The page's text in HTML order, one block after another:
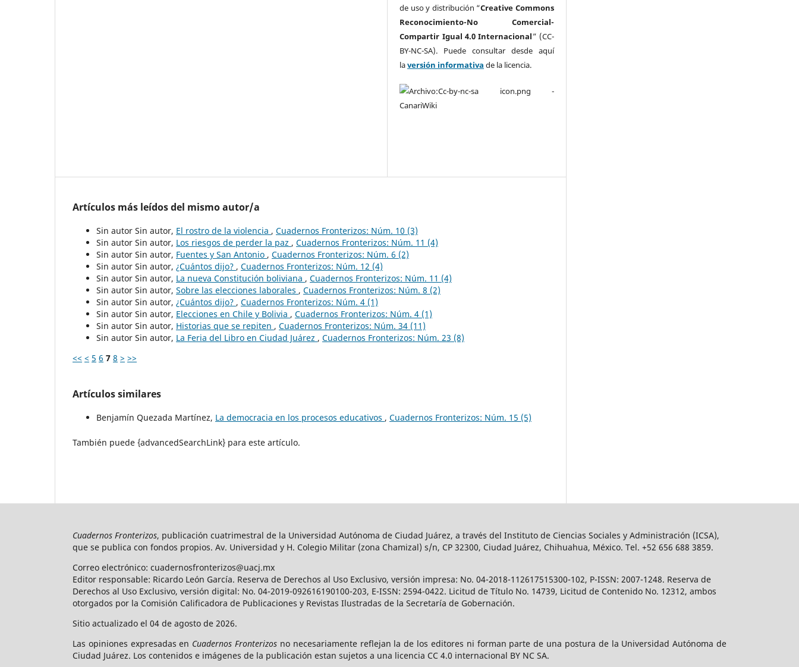
de uso y distribución “Creative Commons
Reconocimiento-No Comercial-
Compartir Igual 4.0 Internacional” (CC-
BY-NC-SA). Puede consultar desde aquí
laversión informativa de la licencia.
Artículos más leídos del mismo autor/a
Sin autor Sin autor, El rostro de la violencia , Cuadernos Fronterizos: Núm. 10 (3)
Sin autor Sin autor, Los riesgos de perder la paz , Cuadernos Fronterizos: Núm. 11 (4)
Sin autor Sin autor, Fuentes y San Antonio , Cuadernos Fronterizos: Núm. 6 (2)
Sin autor Sin autor, ¿Cuántos dijo? , Cuadernos Fronterizos: Núm. 12 (4)
Sin autor Sin autor, La nueva Constitución boliviana , Cuadernos Fronterizos: Núm. 11 (4)
Sin autor Sin autor, Sobre las elecciones laborales , Cuadernos Fronterizos: Núm. 8 (2)
Sin autor Sin autor, ¿Cuántos dijo? , Cuadernos Fronterizos: Núm. 4 (1)
Sin autor Sin autor, Elecciones en Chile y Bolivia , Cuadernos Fronterizos: Núm. 4 (1)
Sin autor Sin autor, Historias que se repiten , Cuadernos Fronterizos: Núm. 34 (11)
Sin autor Sin autor, La Feria del Libro en Ciudad Juárez , Cuadernos Fronterizos: Núm. 23 (8)
<< < 5 6 7 8 > >>
Artículos similares
Benjamín Quezada Martínez, La democracia en los procesos educativos , Cuadernos Fronterizos: Núm. 15 (5)
También puede {advancedSearchLink} para este artículo.
Cuadernos Fronterizos, publicación cuatrimestral de la Universidad Autónoma de Ciudad Juárez, a través del Instituto de Ciencias Sociales y Administración (ICSA),
que se publica con fondos propios. Av. Universidad y H. Colegio Militar (zona Chamizal) s/n, CP 32300, Ciudad Juárez, Chihuahua, México. Tel. +52 656 688 3859.
Correo electrónico: cuadernosfronterizos@uacj.mx
Editor responsable: Ricardo León García. Reserva de Derechos al Uso Exclusivo, versión impresa: No. 04-2018-112617515300-102, P-ISSN: 2007-1248. Reserva de
Derechos al Uso Exclusivo, versión digital: No. 04-2019-092616190100-203, E-ISSN: 2594-0422. Licitud de Título No. 14739, Licitud de Contenido No. 12312, ambos
otorgados por la Comisión Calificadora de Publicaciones y Revistas Ilustradas de la Secretaría de Gobernación.
Sitio actualizado el 04 de agosto de 2026.
Las opiniones expresadas en Cuadernos Fronterizos no necesariamente reflejan la de los editores ni forman parte de una postura de la Universidad Autónoma de
Ciudad Juárez. Los contenidos e imágenes de la publicación estan sujetos a una licencia CC 4.0 internacional BY NC SA.